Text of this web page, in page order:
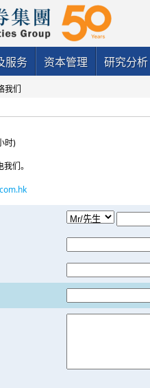
服务 资本管理 研究分析
我们
时)
们。